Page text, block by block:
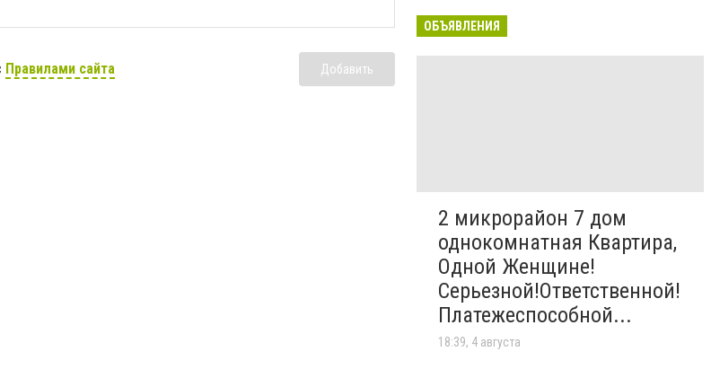
Правилами сайта Добавить
ОБЪЯВЛЕНИЯ
2 микрорайон 7 дом
однокомнатная Квартира,
Одной Женщине!
Серьезной!Ответственной!
Платежеспособной...
18:39, 4 августа